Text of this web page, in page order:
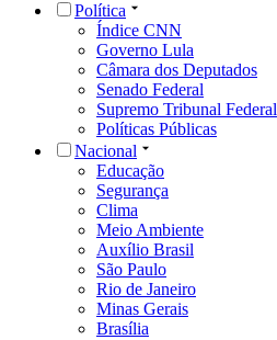
Política
Índice CNN
Governo Lula
Câmara dos Deputados
Senado Federal
Supremo Tribunal Federal
Políticas Públicas
Nacional
Educação
Segurança
Clima
Meio Ambiente
Auxílio Brasil
São Paulo
Rio de Janeiro
Minas Gerais
Brasília